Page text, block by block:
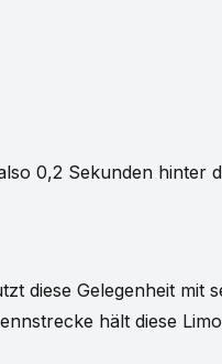
0,2 Sekunden hinter
diese Gelegenheit mit
hält diese